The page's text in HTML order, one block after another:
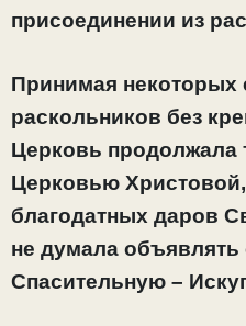
присоединении из
Принимая некоторых
раскольников без
Церковь продолжала
Церковью
благодатных даров
не думала
Спасительную –